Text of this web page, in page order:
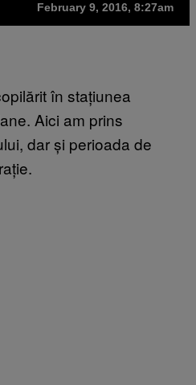
February 9, 2016, 8:27am
în stațiunea
Aici am prins
dar și perioada de